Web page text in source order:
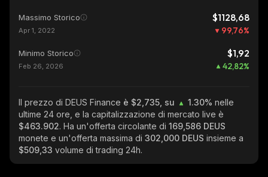
Massimo Storico $1128,68
Apr 1, 2022 99,76%
Minimo Storico $1,92
Feb 26, 2026 42,82%
Il prezzo di DEUS Finance è $2,735, su 1.30% nelle
ultime 24 ore, e la capitalizzazione di mercato live è
$463.902. Ha un'offerta circolante di 169,586 DEUS
monete e un'offerta massima di 302,000 DEUS insieme a
$509,33 volume di trading 24h.